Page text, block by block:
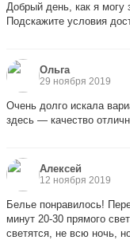
Добрый день, как я могу
Подскажите условия
Ольга
29 ноября 2019
Очень долго искала
здесь — качество
Алексей
12 ноября 2019
Белье понравилось!
минут 20-30 прямого
светятся, не всю ночь,